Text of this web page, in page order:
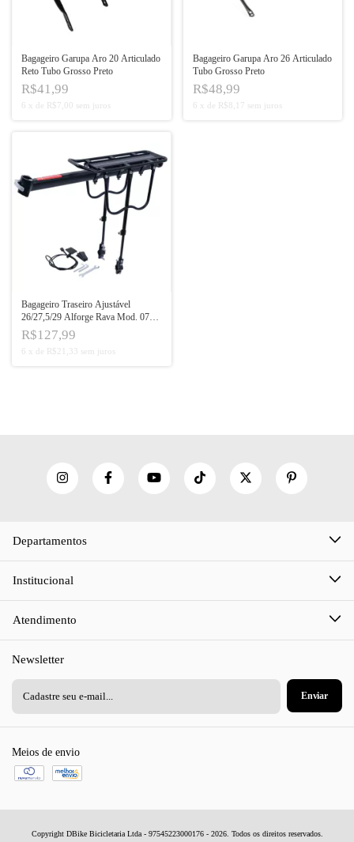
Bagageiro Garupa Aro 20 Articulado
Reto Tubo Grosso Preto
R$41,99
6 x R$7,00 sem juros
Bagageiro Garupa Aro 26 Articulado
Tubo Grosso Preto
R$48,99
6 x R$8,17 sem juros
Bagageiro Traseiro Ajustável
26/27,5/29 Alforge Rava Mod. 07
50kg
R$127,99
6 x R$21,33 sem juros
Departamentos
Institucional
Atendimento
Newsletter
Meios de envio
Copyright DBike Bicicletaria Ltda - 97545223000176 - 2026. Todos os direitos reservados.